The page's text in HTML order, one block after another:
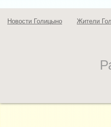
Новости Голицыно Жители